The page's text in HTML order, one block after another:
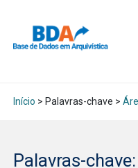
Início > Palavras-chave >
Palavras-chave: